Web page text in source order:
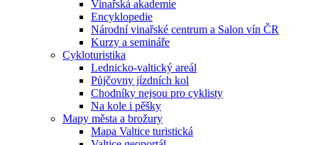
Vinařská akademie
Encyklopedie
Národní vinařské centrum a Salon vín ČR
Kurzy a semináře
Cykloturistika
Lednicko-valtický areál
Půjčovny jízdních kol
Chodníky nejsou pro cyklisty
Na kole i pěšky
Mapy města a brožury
Mapa Valtice turistická